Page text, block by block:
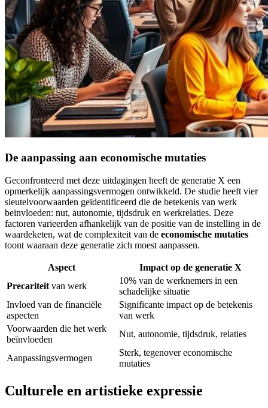
De aanpassing aan economische mutaties
Geconfronteerd met deze uitdagingen heeft de generatie X een
opmerkelijk aanpassingsvermogen ontwikkeld. De studie heeft vier
sleutelvoorwaarden geïdentificeerd die de betekenis van werk
beïnvloeden: nut, autonomie, tijdsdruk en werkrelaties. Deze
factoren varieerden afhankelijk van de positie van de instelling in de
waardeketen, wat de complexiteit van de economische mutaties
toont waaraan deze generatie zich moest aanpassen.
Aspect
Impact op de generatie X
Precariteit van werk
10% van de werknemers in een
schadelijke situatie
Invloed van de financiële
aspecten
Significante impact op de betekenis
van werk
Voorwaarden die het werk
beïnvloeden
Nut, autonomie, tijdsdruk, relaties
Aanpassingsvermogen
Sterk, tegenover economische
mutaties
Culturele en artistieke expressie